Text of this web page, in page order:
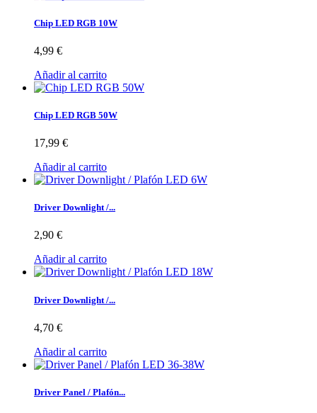
Chip LED RGB 10W
4,99 €
Añadir al carrito
Chip LED RGB 50W
17,99 €
Añadir al carrito
Driver Downlight /...
2,90 €
Añadir al carrito
Driver Downlight /...
4,70 €
Añadir al carrito
Driver Panel / Plafón...